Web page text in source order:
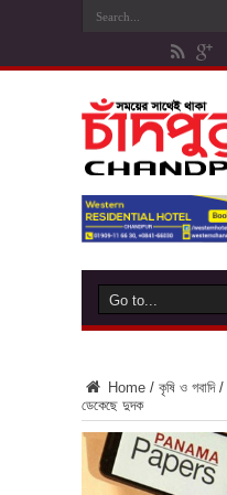
Home / কৃষি ও গবাদি /
ডেকেছে দুদক